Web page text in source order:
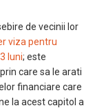
de vecinii lor
viza pentru
luni; este
care sa le arati
financiare care
la acest capitol a